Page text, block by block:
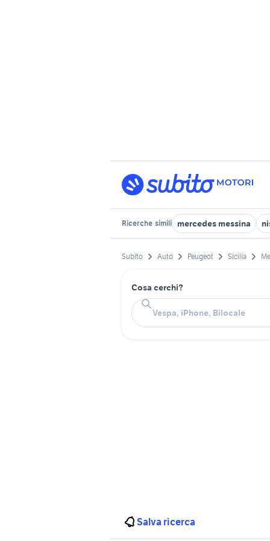
Ricerche simili mercedes messina
Subito Auto Peugeot Sicilia
Cosa cerchi?
Salva ricerca